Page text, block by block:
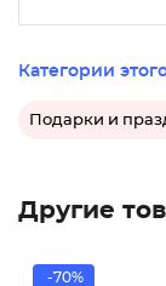
Категории
Подарки и
Другие
-70%